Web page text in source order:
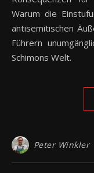
Warum die
antisemitischen
Führern
Schimons Welt.
Peter Winkler